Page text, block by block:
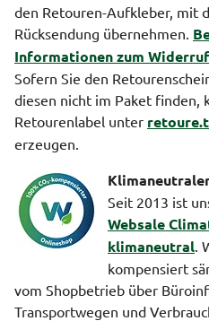
den Retouren-Aufkleber, mit
Rücksendung übernehmen.
Informationen zum
Sofern Sie den
diesen nicht im Paket finden,
Retourenlabel unter
erzeugen.
Seit 2013 ist
Websale
klimaneutral .
kompensiert
vom Shopbetrieb über
Transportwegen und